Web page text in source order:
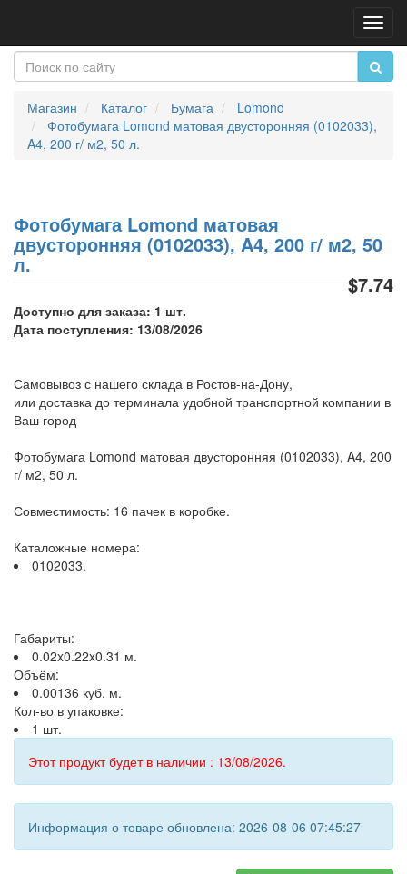
Магазин Каталог Бумага
Lomond
Фотобумага Lomond матовая двусторонняя (0102033),
A4, 200 г/ м2, 50 л.
Фотобумага Lomond матовая
двусторонняя (0102033), A4, 200 г/ м2, 50
л.
$7.74
Доступно для заказа: 1 шт.
Дата поступления: 13/08/2026
Самовывоз с нашего склада в Ростов-на-Дону,
или доставка до терминала удобной транспортной компании в
Ваш город
Фотобумага Lomond матовая двусторонняя (0102033), A4, 200
г/ м2, 50 л.
Совместимость: 16 пачек в коробке.
Каталожные номера:
0102033.
Габариты:
0.02x0.22x0.31 м.
Объём:
0.00136 куб. м.
Кол-во в упаковке:
1 шт.
Этот продукт будет в наличии : 13/08/2026.
Информация о товаре обновлена: 2026-08-06 07:45:27